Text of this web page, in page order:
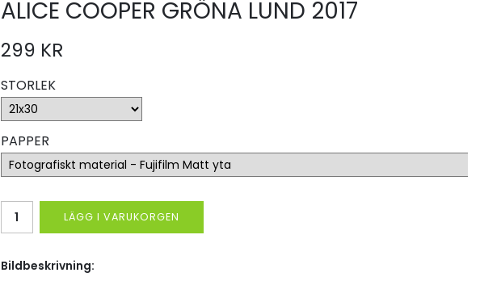
ALICE COOPER GRÖNA LUND 2017
299 KR
STORLEK
PAPPER
LÄGG I VARUKORGEN
Bildbeskrivning: